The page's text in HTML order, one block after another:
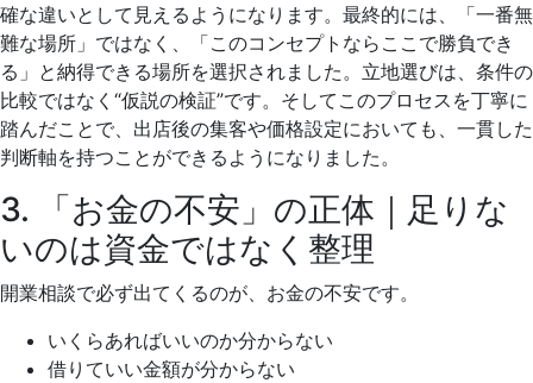
確な違いとして見えるようになります。最終的には、「一番無
難な場所」ではなく、「このコンセプトならここで勝負でき
る」と納得できる場所を選択されました。立地選びは、条件の
比較ではなく“仮説の検証”です。そしてこのプロセスを丁寧に
踏んだことで、出店後の集客や価格設定においても、一貫した
判断軸を持つことができるようになりました。
3. 「お金の不安」の正体｜足りな
いのは資金ではなく整理
開業相談で必ず出てくるのが、お金の不安です。
いくらあればいいのか分からない
借りていい金額が分からない